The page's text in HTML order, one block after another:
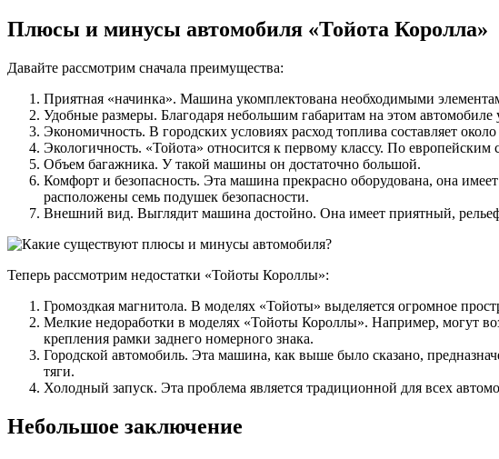
Плюсы и минусы автомобиля «Тойота Королла»
Давайте рассмотрим сначала преимущества:
Приятная «начинка». Машина укомплектована необходимыми
Удобные размеры. Благодаря небольшим габаритам на этом автомобиле
Экономичность. В городских условиях расход топлива составляет
Экологичность. «Тойота» относится к первому классу. По
Объем багажника. У такой машины он достаточно большой.
Комфорт и безопасность. Эта машина прекрасно оборудована, она
расположены семь подушек безопасности.
Внешний вид. Выглядит машина достойно. Она имеет приятный,
Теперь рассмотрим недостатки «Тойоты Короллы»:
Громоздкая магнитола. В моделях «Тойоты» выделяется огромное
Мелкие недоработки в моделях «Тойоты Короллы». Например, могут
крепления рамки заднего номерного знака.
Городской автомобиль. Эта машина, как выше было сказано,
тяги.
Холодный запуск. Эта проблема является традиционной для всех
Небольшое заключение